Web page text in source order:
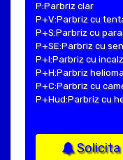
P:Parbriz clar
P+V:Parbriz cu
P+S:Parbriz cu
P+SE:Parbriz cu
P+I:Parbriz cu
P+H:Parbriz
P+C:Parbriz cu
P+Hud:Parbriz cu
Solicita